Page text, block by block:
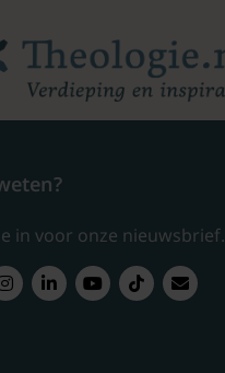
in voor onze nieuwsbrief.